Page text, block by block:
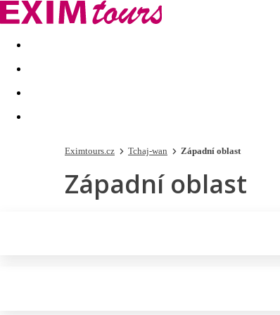
Akční nabídky Last minute
Eximtours.cz Tchaj-wan Západní oblast
Západní oblast